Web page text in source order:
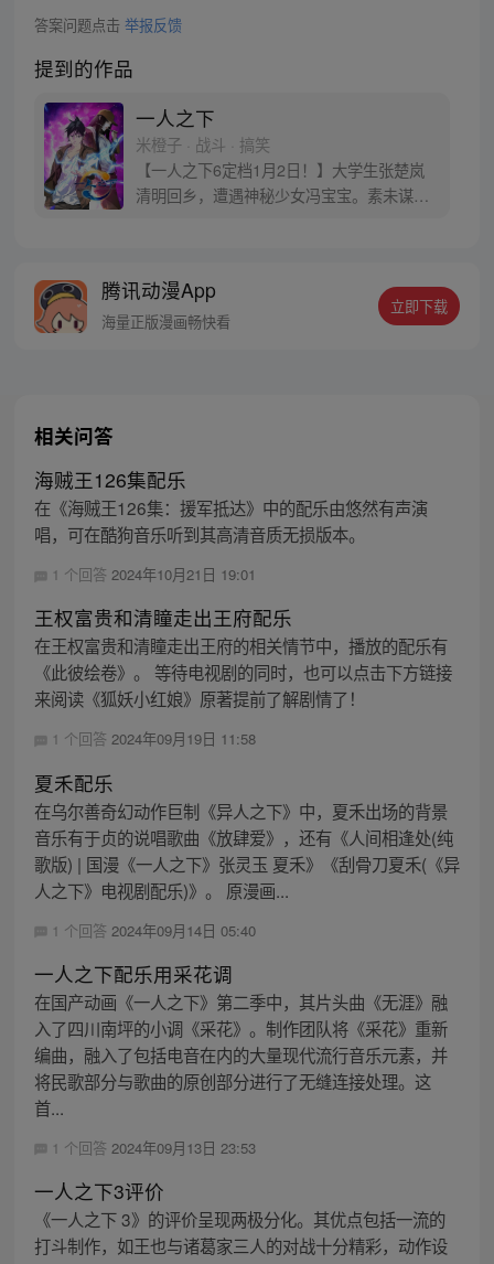
答案问题点击 举报反馈
提到的作品
一人之下
米橙子 · 战斗 · 搞笑
【一人之下6定档1月2日！】大学生张楚岚
清明回乡，遭遇神秘少女冯宝宝。素未谋面
密，张楚岚的生活被彻底颠覆，与冯宝宝一
同踏上“异人”之旅。
腾讯动漫App
海量正版漫画畅快看
立即下载
相关问答
海贼王126集配乐
在《海贼王126集：援军抵达》中的配乐由悠然有声演
唱，可在酷狗音乐听到其高清音质无损版本。
1 个回答 2024年10月21日 19:01
王权富贵和清瞳走出王府配乐
在王权富贵和清瞳走出王府的相关情节中，播放的配乐有
《此彼绘卷》。 等待电视剧的同时，也可以点击下方链接
来阅读《狐妖小红娘》原著提前了解剧情了！
1 个回答 2024年09月19日 11:58
夏禾配乐
在乌尔善奇幻动作巨制《异人之下》中，夏禾出场的背景
音乐有于贞的说唱歌曲《放肆爱》，还有《人间相逢处(纯
歌版) | 国漫《一人之下》张灵玉 夏禾》《刮骨刀夏禾(《异
人之下》电视剧配乐)》。 原漫画...
1 个回答 2024年09月14日 05:40
一人之下配乐用采花调
在国产动画《一人之下》第二季中，其片头曲《无涯》融
入了四川南坪的小调《采花》。制作团队将《采花》重新
编曲，融入了包括电音在内的大量现代流行音乐元素，并
将民歌部分与歌曲的原创部分进行了无缝连接处理。这
首...
1 个回答 2024年09月13日 23:53
一人之下3评价
《一人之下 3》的评价呈现两极分化。其优点包括一流的
打斗制作，如王也与诸葛家三人的对战十分精彩，动作设